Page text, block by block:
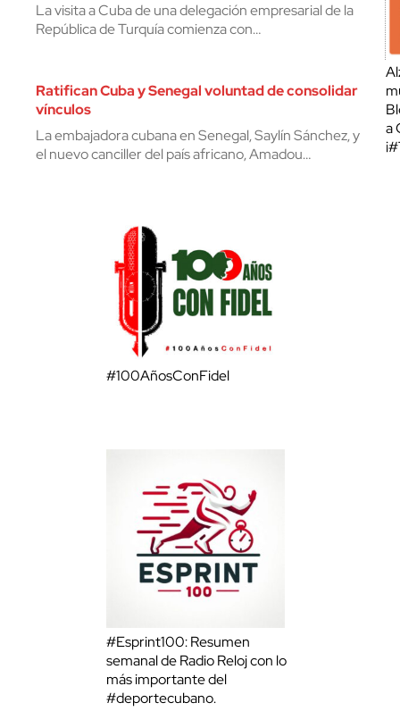
La visita a Cuba de una delegación empresarial de la
República de Turquía comienza con…
Ratifican Cuba y Senegal voluntad de consolidar
vínculos
La embajadora cubana en Senegal, Saylín Sánchez, y
el nuevo canciller del país africano, Amadou…
a
#100AñosConFidel
#Esprint100: Resumen
semanal de Radio Reloj con lo
más importante del
#deportecubano.